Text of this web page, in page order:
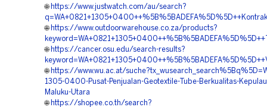
🌐 https://www.justwatch.com/au/search?
🌐 https://www.outdoorwarehouse.co.za/products?
🌐 https://cancer.osu.edu/search-results?
🌐 https://www.wu.ac.at/
1305-0400-Pusat-Penjualan-Geotextile-Tube-Berkualitas-
Maluku-Utara
🌐 https://shopee.co.th/search?